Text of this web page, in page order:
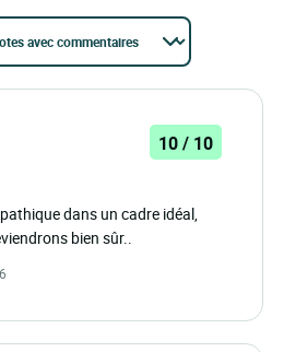
10 / 10
dans un cadre idéal,
bien sûr..